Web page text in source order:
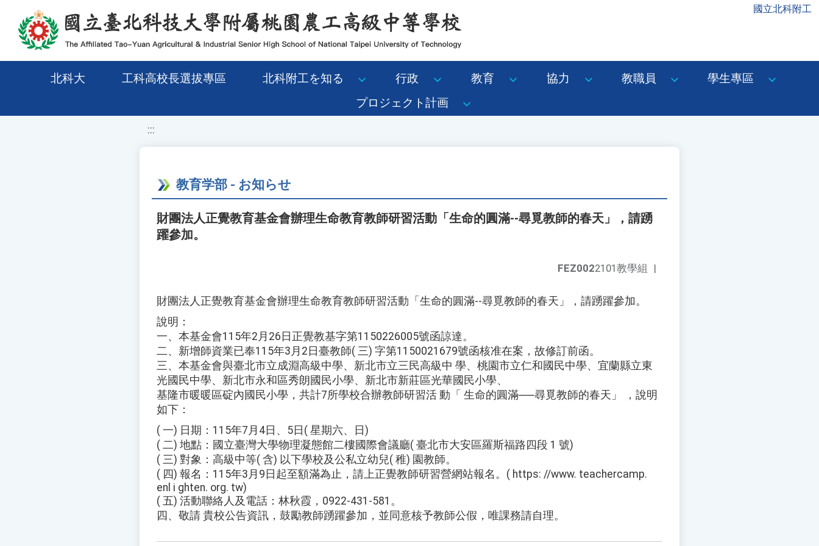
移至網頁之主要內容區位置 國立北科附工
北科大 工科高校長選拔專區 北科附工を知る 行政 教育 協力 教職員
學生專區
プロジェクト計画
:::
教育学部 - お知らせ
財團法人正覺教育基金會辦理生命教育教師研習活動「生命的圓滿--尋覓教師的春天」，請踴
躍參加。
FEZ0022101教學組 |
財團法人正覺教育基金會辦理生命教育教師研習活動「生命的圓滿--尋覓教師的春天」，請踴躍參加。
說明：
一、本基金會115年2月26日正覺教基字第1150226005號函諒達。
二、新增師資業已奉115年3月2日臺教師( 三) 字第1150021679號函核准在案，故修訂前函。
三、本基金會與臺北市立成淵高級中學、新北市立三民高級中 學、桃園市立仁和國民中學、宜蘭縣立東
光國民中學、新北市永和區秀朗國民小學、新北市新莊區光華國民小學、
基隆市暖暖區碇內國民小學，共計7所學校合辦教師研習活 動「 生命的圓滿──尋覓教師的春天」 ，說明
如下：
( 一) 日期：115年7月4日、5日( 星期六、日)
( 二) 地點：國立臺灣大學物理凝態館二樓國際會議廳( 臺北市大安區羅斯福路四段 1 號)
( 三) 對象：高級中等( 含) 以下學校及公私立幼兒( 稚) 園教師。
( 四) 報名：115年3月9日起至額滿為止，請上正覺教師研習營網站報名。( https: //www. teachercamp.
enl i ghten. org. tw)
( 五) 活動聯絡人及電話：林秋霞，0922-431-581。
四、敬請 貴校公告資訊，鼓勵教師踴躍參加，並同意核予教師公假，唯課務請自理。